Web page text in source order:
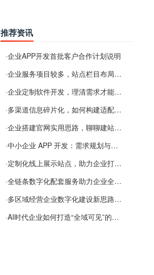
推荐资讯
·企业APP开发首批客户合作计划说明
·企业服务项目较多，站点栏目布局规划参考思路
·企业定制软件开发，理清需求才能提升数字化落地效率
·多渠道信息碎片化，如何构建适配 AI 检索的品牌信息源
·企业搭建官网实用思路，聊聊建站容易忽视的问题
·中小企业 APP 开发：需求规划与项目落地避坑经验分享
·定制化线上展示站点，助力企业打通线上经营渠道
·全链条数字化配套服务助力企业全域线上经营
·多区域经营企业数字化建设新思路：多端载体与地域检索一体化落地思路分享
·AI时代企业如何打造“全域可见”的数字资产？梓彤超越给出新解法